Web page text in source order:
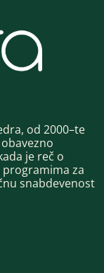
od 2000–te
je reč o
za
snabdevenost